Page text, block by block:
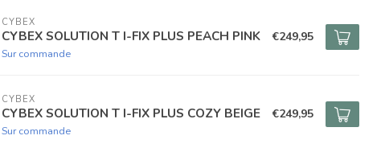
CYBEX
CYBEX SOLUTION T I-FIX PLUS PEACH PINK
Sur commande
€249,95
CYBEX
CYBEX SOLUTION T I-FIX PLUS COZY BEIGE
Sur commande
€249,95